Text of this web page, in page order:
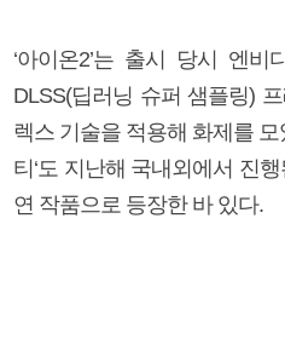
‘아이온2’는 출시 당시 엔
DLSS(딥러닝 슈퍼 샘플링)
렉스 기술을 적용해 화제를 모
티‘도 지난해 국내외에서 진
연 작품으로 등장한 바 있다.